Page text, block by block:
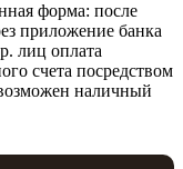
форма: после
приложение банка
лиц оплата
счета посредством
наличный